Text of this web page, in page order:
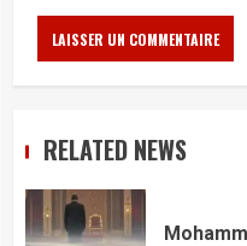
RELATED NEWS